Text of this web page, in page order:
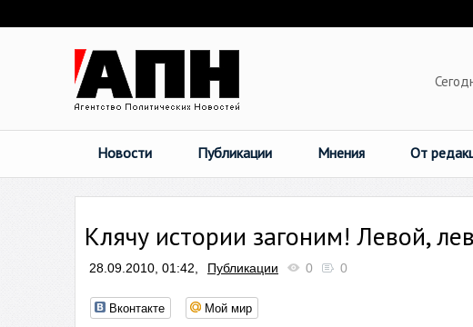
Новости Публикации Мнения От
Клячу истории загоним! Левой,
28.09.2010, 01:42, Публикации 0 0
Вконтакте Мой мир